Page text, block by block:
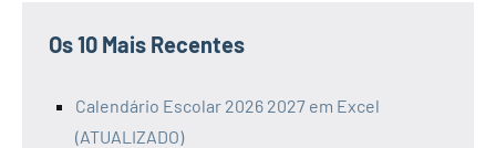
Os 10 Mais Recentes
Calendário Escolar 2026 2027 em Excel
(ATUALIZADO)